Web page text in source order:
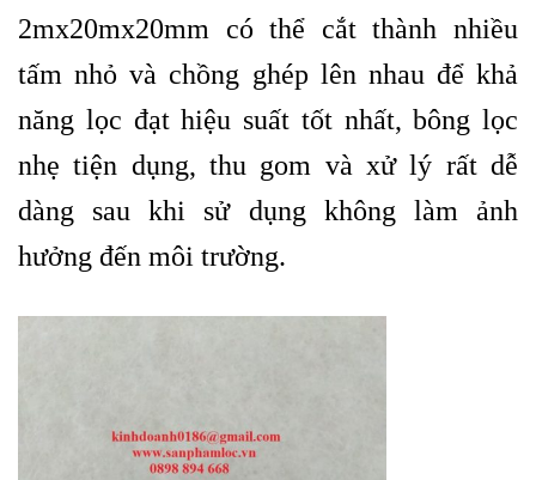
2mx20mx20mm có thể cắt thành nhiều
tấm nhỏ và chồng ghép lên nhau để khả
năng lọc đạt hiệu suất tốt nhất, bông lọc
nhẹ tiện dụng, thu gom và xử lý rất dễ
dàng sau khi sử dụng không làm ảnh
hưởng đến môi trường.